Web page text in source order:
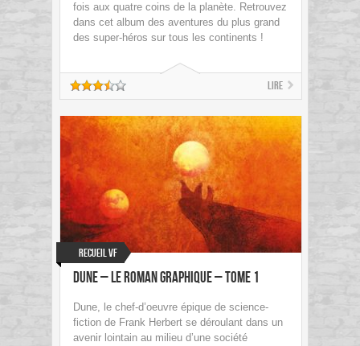
fois aux quatre coins de la planète. Retrouvez
dans cet album des aventures du plus grand
des super-héros sur tous les continents !
Lire
Recueil VF
Dune – Le roman Graphique – Tome 1
Dune, le chef-d’oeuvre épique de science-
fiction de Frank Herbert se déroulant dans un
avenir lointain au milieu d’une société